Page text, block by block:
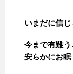
いまだに信じ
今まで有難う
安らかにお眠